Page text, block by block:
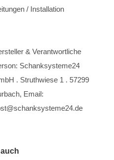
/ Installation
& Verantwortliche
Schanksysteme24
. Struthwiese 1 . 57299
Email: